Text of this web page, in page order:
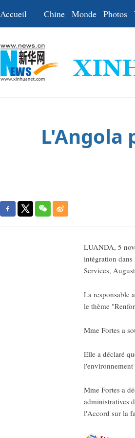
Accueil Chine Monde Photos
L'Angola
LUANDA, 5
intégration dans
Services,
La responsable
le thème
Mme Fortes a
Elle a déclaré
l'environnement
Mme Fortes a
administratives
l'Accord sur la